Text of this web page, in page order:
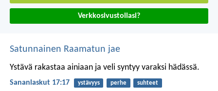
Verkkosivustollasi?
Satunnainen Raamatun jae
Ystävä rakastaa ainiaan ja veli syntyy varaksi hädässä.
Sananlaskut 17:17 ystävyys perhe suhteet